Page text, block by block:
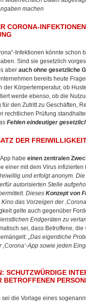
machen
CORONA-
Infektionen könnte schon
Sind sie gesetzlich
aber auch ohne gesetzliche
bereits heute
der Körpertemperatur, ob
werde ebenso, ob die
für den Zutritt zu Geschäften,
rechtlichen Prüfung
Fehlen eindeutiger
DER
habe einen zentralen
einer mit dem Virus
und erfolgt anonym.
autorisierten Stelle
Dieses Konzept von
das Vorzeigen der
gelte auch gegenüber
Endgeräten zu
sei, dass Betroffene, die
„Das eigentliche
App sowie jeden
SCHUTZWÜRDIGE
BETROFFENEN
die Vorlage eines